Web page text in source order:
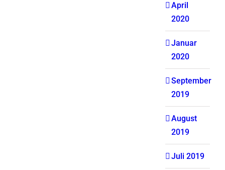
April
2020
Januar
2020
September
2019
August
2019
Juli 2019